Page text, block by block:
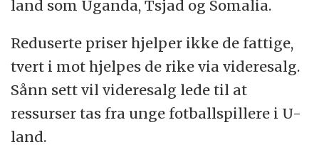
land som Uganda, Tsjad og Somalia.
Reduserte priser hjelper ikke de fattige,
tvert i mot hjelpes de rike via videresalg.
Sånn sett vil videresalg lede til at
ressurser tas fra unge fotballspillere i U-
land.